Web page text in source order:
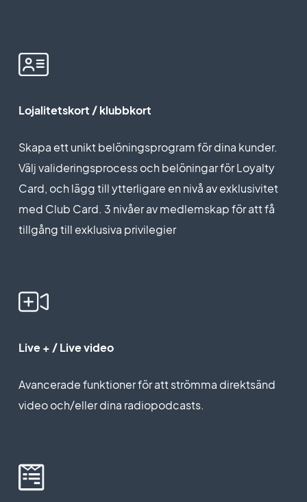
Lojalitetskort / klubbkort
Skapa ett unikt belöningsprogram för dina kunder.
Välj valideringsprocess och belöningar för Loyalty
Card, och lägg till ytterligare en nivå av exklusivitet
med Club Card. 3 nivåer av medlemskap för att få
tillgång till exklusiva privilegier
Live + / Live video
Avancerade funktioner för att strömma direktsänd
video och/eller dina radiopodcasts.